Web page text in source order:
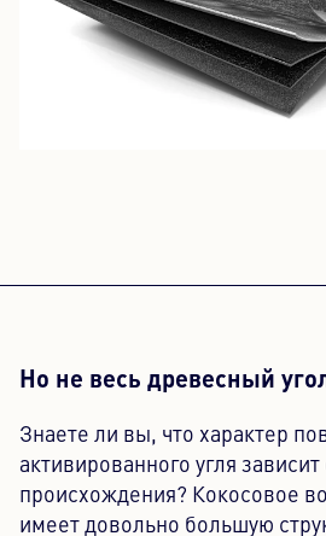
Но не весь древесный
Знаете ли вы, что характер
активированного угля зависит
происхождения? Кокосовое
имеет довольно большую